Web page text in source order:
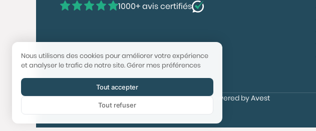
1000+ avis certifiés
© 2025 Booster Immobilier | Tech & Website powered byAvest
Nous utilisons des cookies pour améliorer votre expérience
et analyser le trafic de notre site.Gérer mes préférences
Tout accepter
Tout refuser